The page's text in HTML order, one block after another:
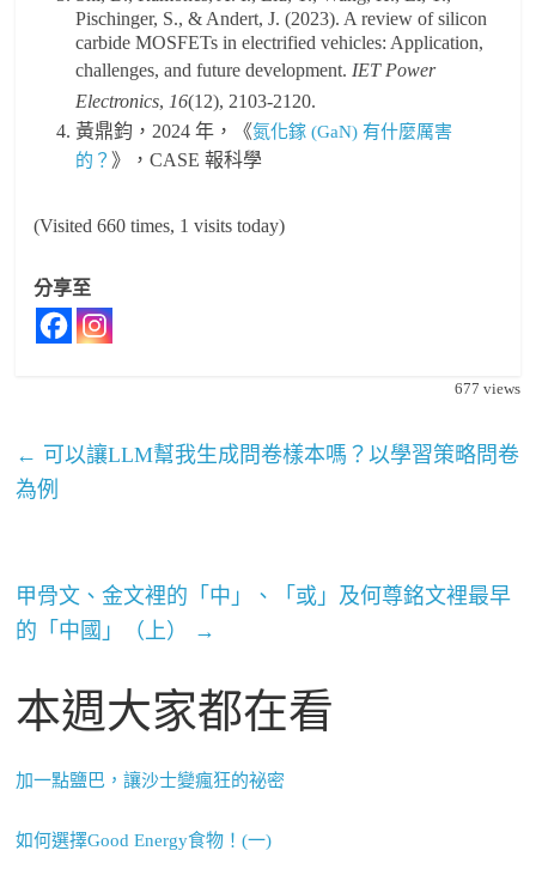
Pischinger, S., & Andert, J. (2023). A review of silicon
carbide MOSFETs in electrified vehicles: Application,
challenges, and future development. IET Power
Electronics, 16(12), 2103-2120.
黃鼎鈞，2024 年，《氮化鎵 (GaN) 有什麼厲害
的？ 》，CASE 報科學
(Visited 660 times, 1 visits today)
分享至
677 views
← 可以讓LLM幫我生成問卷樣本嗎？以學習策略問卷
為例
甲骨文、金文裡的「中」、「或」及何尊銘文裡最早
的「中國」（上）
→
本週大家都在看
加一點鹽巴，讓沙士變瘋狂的祕密
如何選擇Good Energy食物！(一)